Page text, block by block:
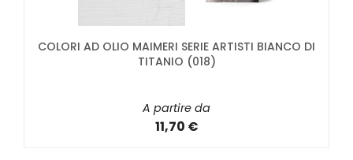
COLORI AD OLIO MAIMERI SERIE ARTISTI BIANCO DI
TITANIO (018)
A partire da
11,70 €